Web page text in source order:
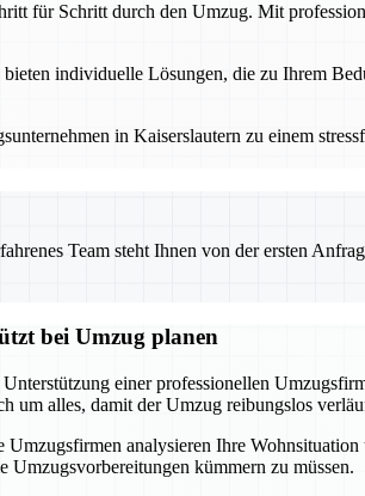
für Schritt durch den Umzug. Mit
individuelle Lösungen, die zu Ihrem
in Kaiserslautern zu einem
Team steht Ihnen von der ersten
bei Umzug planen
einer professionellen
um alles, damit der Umzug reibungslos
analysieren Ihre
Umzugsvorbereitungen kümmern zu müssen.